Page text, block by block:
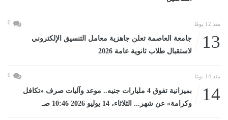
منذ 12 يومًا 0
13
جامعة العاصمة تعلن جاهزية معامل التنسيق الإلكتروني
لاستقبال طلاب ثانوية عامة 2026
منذ 14 يومًا 0
14
بميزانية تفوق 4 مليارات جنيه.. موعد وآليات صرف «تكافل
وكرامة» عن شهر... الثلاثاء، 14 يوليو 2026 10:46 صـ